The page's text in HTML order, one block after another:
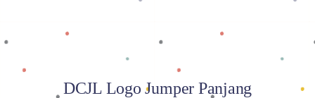
DCJL Logo Jumper Panjang